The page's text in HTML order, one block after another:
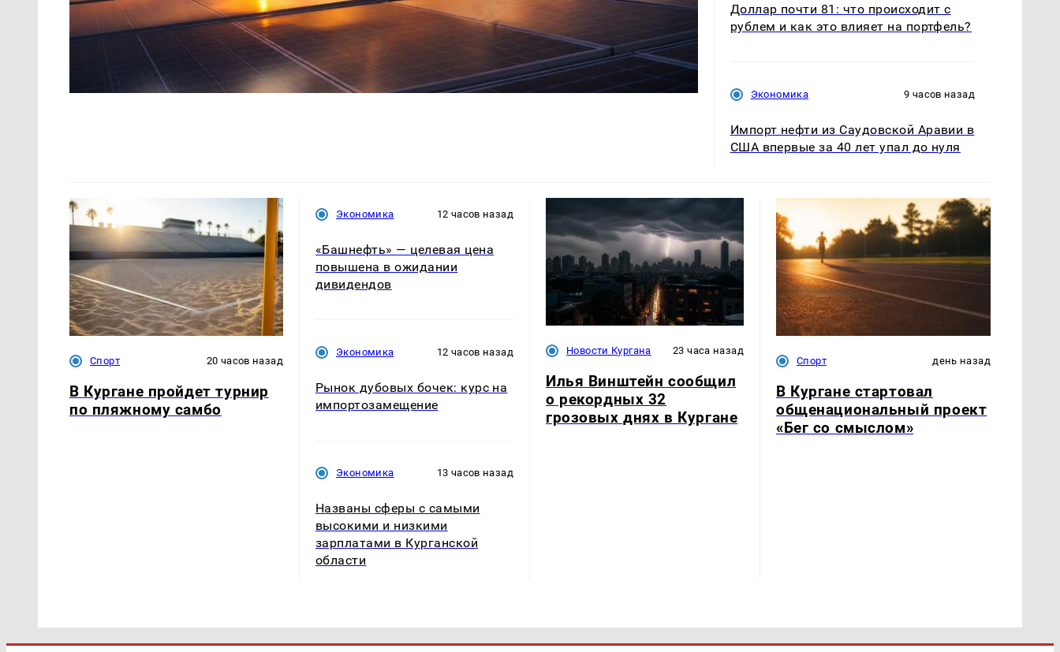
Доллар почти 81: что происходит с
рублем и как это влияет на портфель?
Экономика 9 часов назад
Импорт нефти из Саудовской Аравии в
США впервые за 40 лет упал до нуля
Спорт 20 часов назад
В Кургане пройдет турнир
по пляжному самбо
Экономика 12 часов назад
«Башнефть» — целевая цена
повышена в ожидании
дивидендов
Экономика 12 часов назад
Рынок дубовых бочек: курс на
импортозамещение
Экономика 13 часов назад
Названы сферы с самыми
высокими и низкими
зарплатами в Курганской
области
Новости Кургана 23 часа назад
Илья Винштейн сообщил
о рекордных 32
грозовых днях в Кургане
Спорт день назад
В Кургане стартовал
общенациональный проект
«Бег со смыслом»